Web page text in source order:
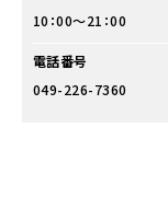
10：00～21：00
電話番号
049-226-7360